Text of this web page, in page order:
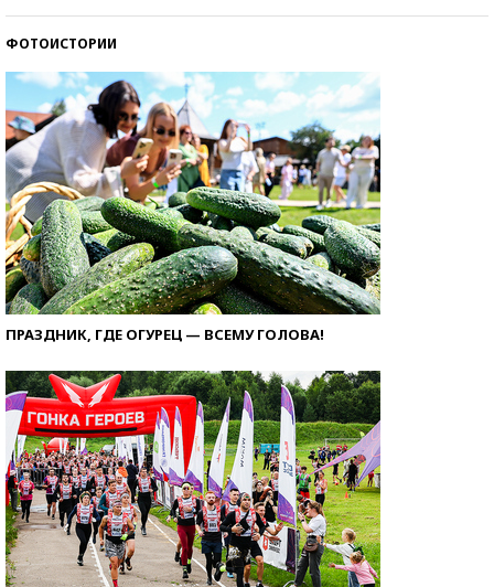
ФОТОИСТОРИИ
ПРАЗДНИК, ГДЕ ОГУРЕЦ — ВСЕМУ ГОЛОВА!